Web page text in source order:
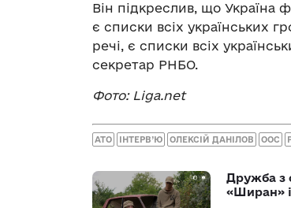
Він підкреслив, що
є списки всіх українських
речі, є списки всіх
секретар РНБО.
Фото: Liga.net
АТО ІНТЕРВ’Ю ОЛЕКСІЙ ДАНІЛОВ ООС
Дружба з
«Ширан»